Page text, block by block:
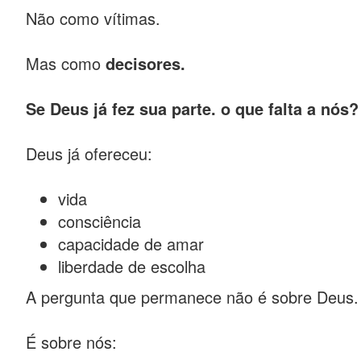
Não como vítimas.
Mas como decisores.
Se Deus já fez sua parte. o que falta a nós?
Deus já ofereceu:
vida
consciência
capacidade de amar
liberdade de escolha
A pergunta que permanece não é sobre Deus.
É sobre nós: